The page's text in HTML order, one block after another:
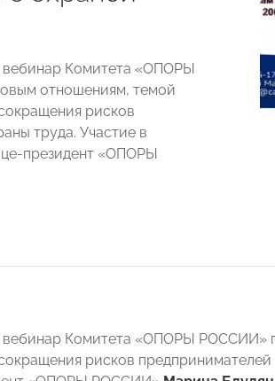
вебинар Комитета «ОПОРЫ
отношениям, темой
рисков
труда. Участие в
президент «ОПОРЫ
вебинар Комитета «ОПОРЫ РОССИИ»
рисков